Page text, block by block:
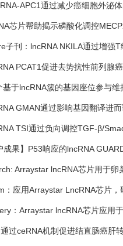
APC1通过减少癌细胞外泌
芯片帮助揭示磷酸化调控
子刊：lncRNA NKILA通过增强
PCAT1促进去势抗性前列腺
基于lncRNA簇的基因座位参与
GMAN通过影响基因翻译进
TSI通过负向调控TGF-β/
成果】P53响应的lncRNA
Arraystar lncRNA芯片用于卵
：应用Arraystar LncRNA芯片，
：Arraystar lncRNA芯片应用
过ceRNA机制促进结直肠癌肝